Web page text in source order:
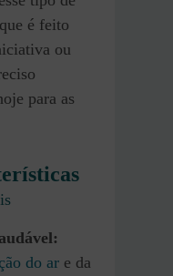
é feito
ou
para as
do ar e da